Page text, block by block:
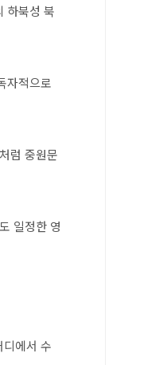
하북성 북
자적으로
럼 중원문
일정한 영
에서 수